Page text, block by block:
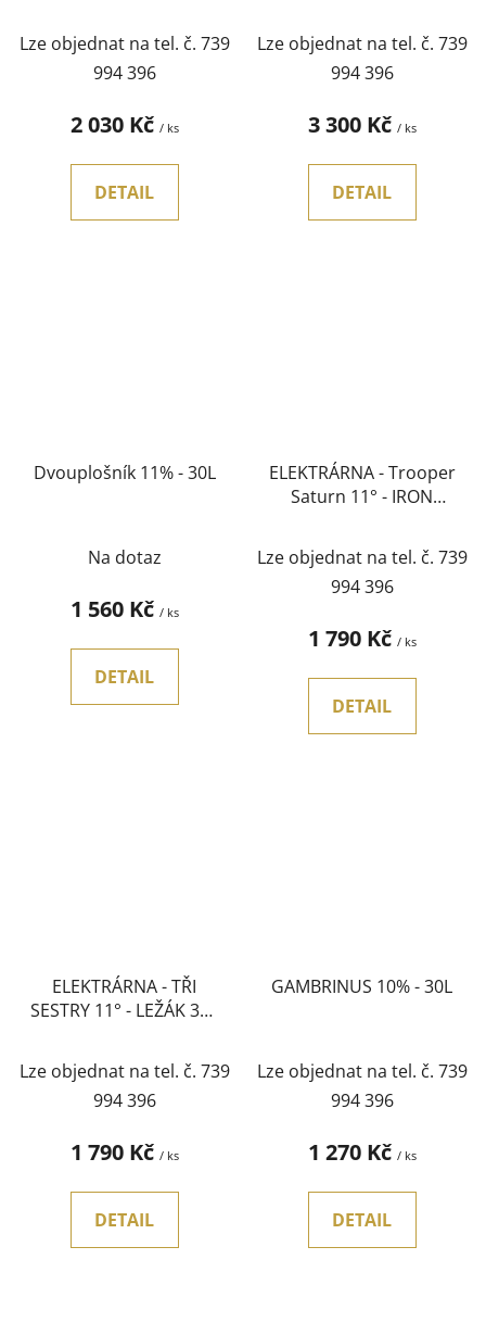
Lze objednat na tel. č. 739
994 396
2 030 Kč / ks
DETAIL
Lze objednat na tel. č. 739
994 396
3 300 Kč / ks
DETAIL
Dvouplošník 11% - 30L
Na dotaz
1 560 Kč / ks
DETAIL
ELEKTRÁRNA - Trooper
Saturn 11° - IRON
Lze objednat na tel. č. 739
994 396
1 790 Kč / ks
DETAIL
ELEKTRÁRNA - TŘI
SESTRY 11° - LEŽÁK 30L
Lze objednat na tel. č. 739
994 396
1 790 Kč / ks
DETAIL
GAMBRINUS 10% - 30L
Lze objednat na tel. č. 739
994 396
1 270 Kč / ks
DETAIL